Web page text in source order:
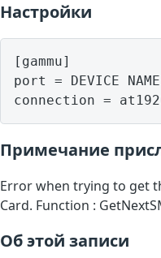
Настройки
[gammu]
port = DEVICE NAME
Примечание
Error when trying to get
Card. Function :
Об этой записи